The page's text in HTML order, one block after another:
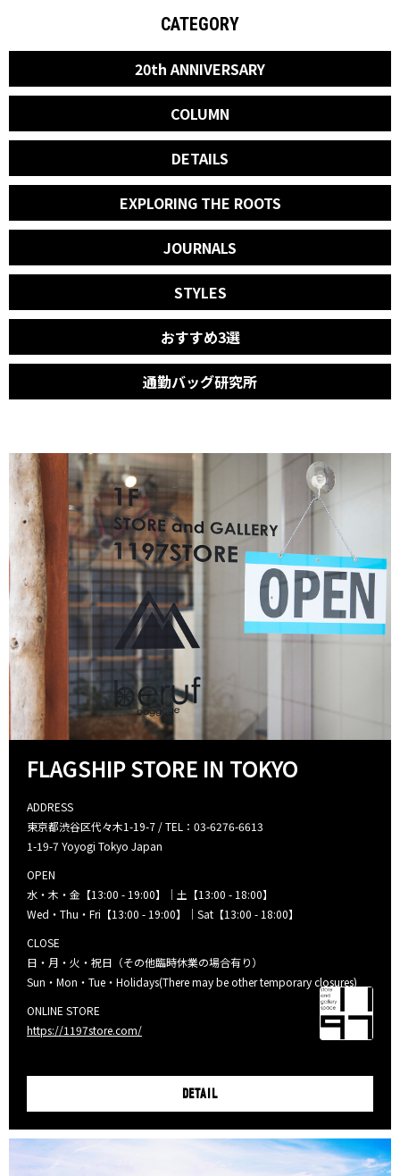
CATEGORY
20th ANNIVERSARY
COLUMN
DETAILS
EXPLORING THE ROOTS
JOURNALS
STYLES
おすすめ3選
通勤バッグ研究所
FLAGSHIP STORE IN TOKYO
ADDRESS
東京都渋谷区代々木1-19-7 / TEL：03-6276-6613
1-19-7 Yoyogi Tokyo Japan
OPEN
水・木・金【13:00 - 19:00】｜土【13:00 - 18:00】
Wed・Thu・Fri【13:00 - 19:00】｜Sat【13:00 - 18:00】
CLOSE
日・月・火・祝日（その他臨時休業の場合有り）
Sun・Mon・Tue・Holidays(There may be other temporary closures)
ONLINE STORE
https://1197store.com/
DETAIL